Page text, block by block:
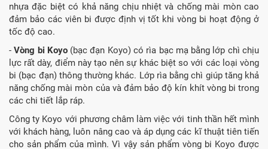
nhựa đặc biệt có khả năng chịu nhiệt và chống mài mòn cao
đảm bảo các viên bi được định vị tốt khi vòng bi hoạt động ở
tốc độ cao.
-Vòng bi Koyo(bạc đạn Koyo) có rìa bạc mạ bằng lớp chì chịu
lực rất dày, điểm này tạo nên sự khác biệt so với các loại vòng
bi (bạc đạn) thông thường khác. Lớp rìa bằng chì giúp tăng khả
năng chống mài mòn của và đảm bảo độ kín khít vòng bi trong
các chi tiết lắp ráp.
Công ty Koyo với phương châm làm việc với tinh thần hết mình
với khách hàng, luôn nâng cao và áp dụng các kĩ thuật tiên tiến
cho sản phẩm của mình. Vì vậy sản phẩm vòng bi Koyo được